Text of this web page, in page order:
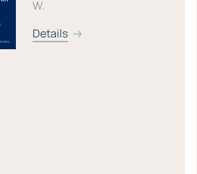
W.
Details